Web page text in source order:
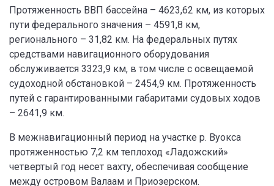
Протяженность ВВП бассейна – 4623,62 км, из которых
пути федерального значения – 4591,8 км,
регионального – 31,82 км. На федеральных путях
средствами навигационного оборудования
обслуживается 3323,9 км, в том числе с освещаемой
судоходной обстановкой – 2454,9 км. Протяженность
путей с гарантированными габаритами судовых ходов
– 2641,9 км.
В межнавигационный период на участке р. Вуокса
протяженностью 7,2 км теплоход «Ладожский»
четвертый год несет вахту, обеспечивая сообщение
между островом Валаам и Приозерском.